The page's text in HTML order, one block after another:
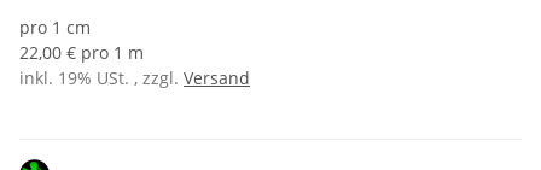
pro 1 cm
22,00 € pro 1 m
inkl. 19% USt. , zzgl. Versand